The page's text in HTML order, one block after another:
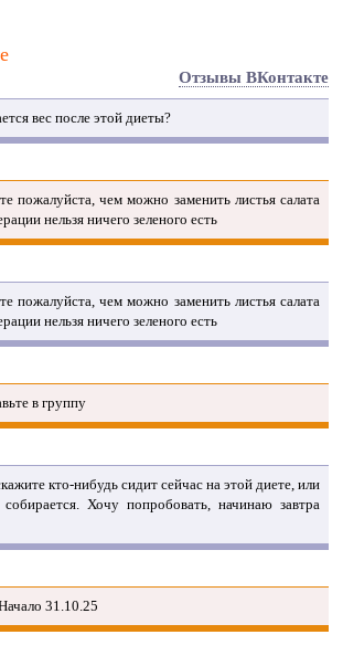
Отзывы ВКонтакте
вес после этой диеты?
пожалуйста, чем можно заменить листья салата
нельзя ничего зеленого есть
пожалуйста, чем можно заменить листья салата
нельзя ничего зеленого есть
в группу
кто-нибудь сидит сейчас на этой диете, или
Хочу попробовать, начинаю завтра
31.10.25